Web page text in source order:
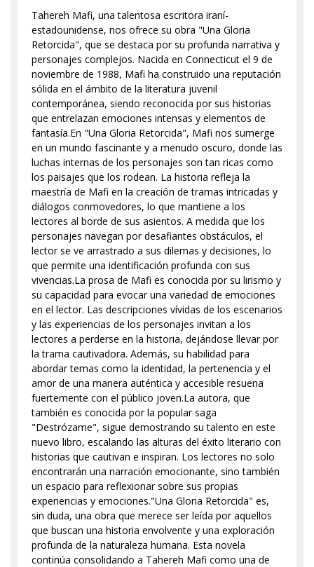
Tahereh Mafi, una talentosa escritora iraní-
estadounidense, nos ofrece su obra "Una Gloria
Retorcida", que se destaca por su profunda narrativa y
personajes complejos. Nacida en Connecticut el 9 de
noviembre de 1988, Mafi ha construido una reputación
sólida en el ámbito de la literatura juvenil
contemporánea, siendo reconocida por sus historias
que entrelazan emociones intensas y elementos de
fantasía.En "Una Gloria Retorcida", Mafi nos sumerge
en un mundo fascinante y a menudo oscuro, donde las
luchas internas de los personajes son tan ricas como
los paisajes que los rodean. La historia refleja la
maestría de Mafi en la creación de tramas intricadas y
diálogos conmovedores, lo que mantiene a los
lectores al borde de sus asientos. A medida que los
personajes navegan por desafiantes obstáculos, el
lector se ve arrastrado a sus dilemas y decisiones, lo
que permite una identificación profunda con sus
vivencias.La prosa de Mafi es conocida por su lirismo y
su capacidad para evocar una variedad de emociones
en el lector. Las descripciones vívidas de los escenarios
y las experiencias de los personajes invitan a los
lectores a perderse en la historia, dejándose llevar por
la trama cautivadora. Además, su habilidad para
abordar temas como la identidad, la pertenencia y el
amor de una manera auténtica y accesible resuena
fuertemente con el público joven.La autora, que
también es conocida por la popular saga
"Destrózame", sigue demostrando su talento en este
nuevo libro, escalando las alturas del éxito literario con
historias que cautivan e inspiran. Los lectores no solo
encontrarán una narración emocionante, sino también
un espacio para reflexionar sobre sus propias
experiencias y emociones."Una Gloria Retorcida" es,
sin duda, una obra que merece ser leída por aquellos
que buscan una historia envolvente y una exploración
profunda de la naturaleza humana. Esta novela
continúa consolidando a Tahereh Mafi como una de